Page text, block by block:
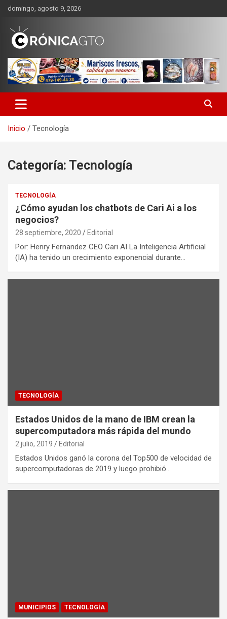
Saltar
contenido
domingo, agosto 9, 2026
CRONICA GUANAJUATO
Inicio Tecnología
Categoría: Tecnología
TECNOLOGÍA
¿Cómo ayudan los chatbots de Cari Ai a los
negocios?
28 septiembre, 2020 Editorial
Por: Henry Fernandez CEO Cari AI La Inteligencia Artificial
(IA) ha tenido un crecimiento exponencial durante…
TECNOLOGÍA
Estados Unidos de la mano de IBM crean la
supercomputadora más rápida del mundo
2 julio, 2019 Editorial
Estados Unidos ganó la corona del Top500 de velocidad de
supercomputadoras de 2019 y luego prohibió…
MUNICIPIOS TECNOLOGÍA